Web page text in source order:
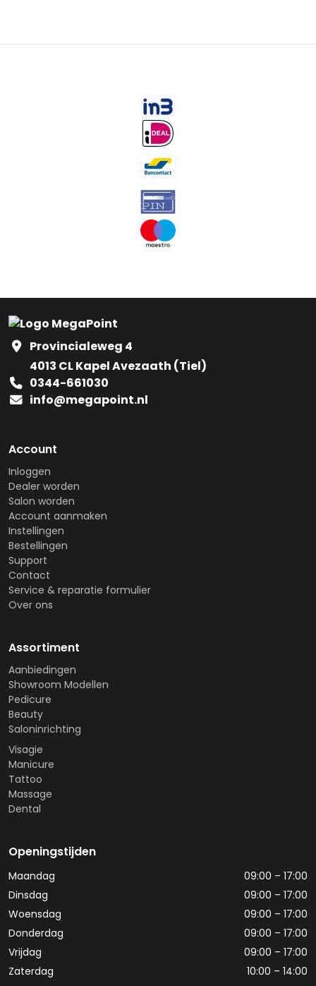
Provincialeweg 4
4013 CL Kapel Avezaath (Tiel)
0344-661030
info@megapoint.nl
Account
Inloggen
Dealer worden
Salon worden
Account aanmaken
Instellingen
Bestellingen
Support
Contact
Service & reparatie formulier
Over ons
Assortiment
Aanbiedingen
Showroom Modellen
Pedicure
Beauty
Saloninrichting
Visagie
Manicure
Tattoo
Massage
Dental
Openingstijden
Maandag
09:00 – 17:00
Dinsdag
09:00 – 17:00
Woensdag
09:00 – 17:00
Donderdag
09:00 – 17:00
Vrijdag
09:00 – 17:00
Zaterdag
10:00 – 14:00